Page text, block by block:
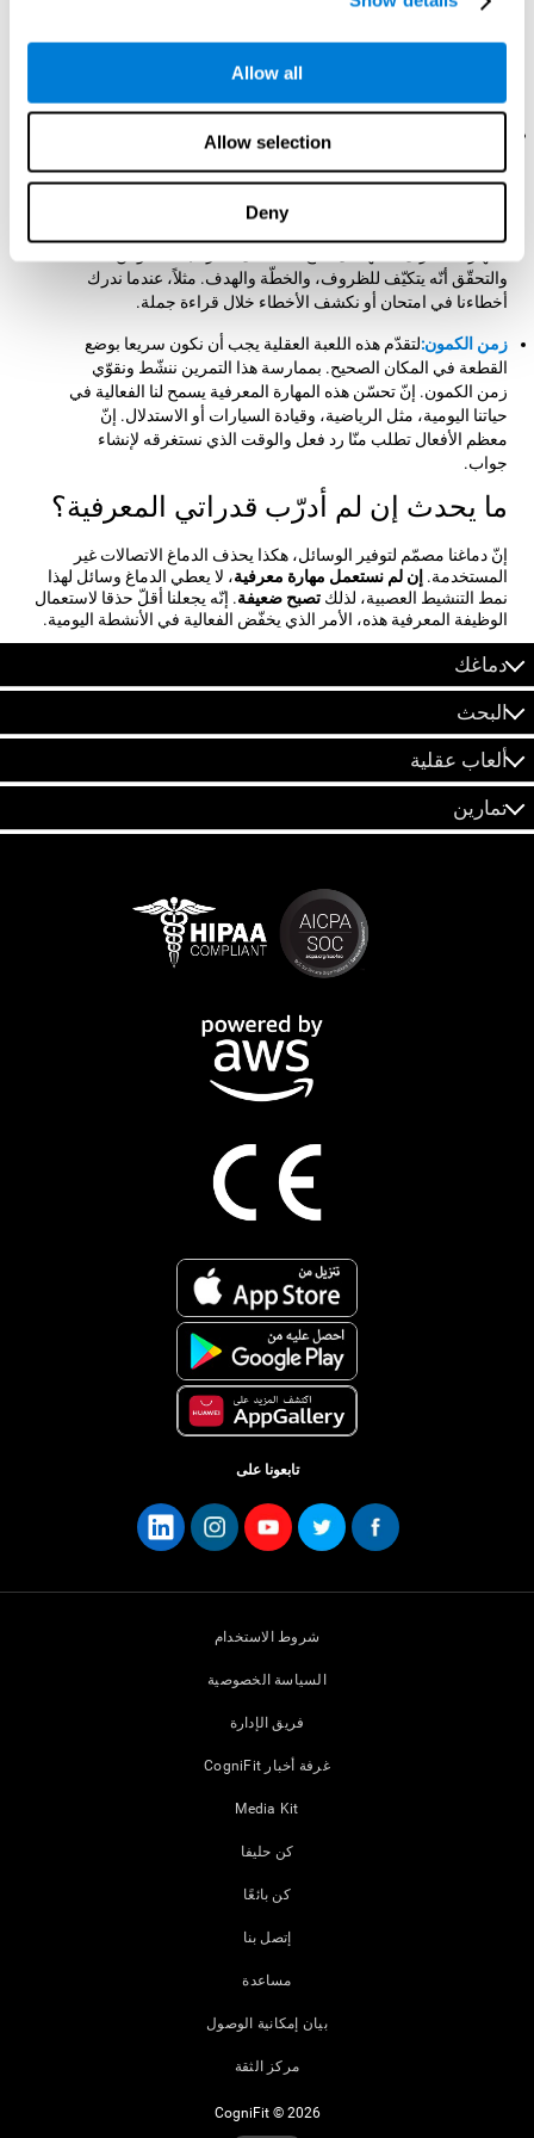
Allow all
Allow selection
Deny
العمل. إنّ تحسّن هذه المهارة المعرفية أساسيّ لإجراء مهام معرفية
صعبة، مثل فهم اللغة، والقراءة، والمهارات الحسابية، والتعلّم
في اللعبة العقلية "الفضاء الفائق" يجب أن نحقّق باستمرار
القطع بخطأ ستحذفنا اللعبة. للتقدّم علينا أن ندرك أخطاءنا ونكيّف
سلوكنا للظروف المتغيرة. بممارسة هذا التمرين ننشّط ونقوّي
والتحقّق أنّه يتكيّف للظروف، والخطّة والهدف. مثلاً، عندما ندرك
أخطاءنا في امتحان أو نكشف الأخطاء خلال قراءة جملة.
زمن الكمون:لتقدّم هذه اللعبة العقلية يجب أن نكون سريعا بوضع
القطعة في المكان الصحيح. بممارسة هذا التمرين ننشّط ونقوّي
زمن الكمون. إنّ تحسّن هذه المهارة المعرفية يسمح لنا الفعالية في
حياتنا اليومية، مثل الرياضية، وقيادة السيارات أو الاستدلال. إنّ
معظم الأفعال تطلب منّا رد فعل والوقت الذي نستغرقه لإنشاء
جواب.
ما يحدث إن لم أدرّب قدراتي المعرفية؟
إنّ دماغنا مصمّم لتوفير الوسائل، هكذا يحذف الدماغ الاتصالات غير
المستخدمة. إن لم نستعمل مهارة معرفية، لا يعطي الدماغ وسائل لهذا
نمط التنشيط العصبية، لذلكتصبح ضعيفة. إنّه يجعلنا أقلّ حذقا لاستعمال
الوظيفة المعرفية هذه، الأمر الذي يخفّض الفعالية في الأنشطة اليومية.
دماغك
البحث
ألعاب عقلية
تمارين
تابعونا على
شروط الاستخدام
السياسة الخصوصية
فريق الإدارة
غرفة أخبار CogniFit
Media Kit
كن حليفا
كن بائعًا
إتصل بنا
مساعدة
بيان إمكانية الوصول
مركز الثقة
CogniFit © 2026